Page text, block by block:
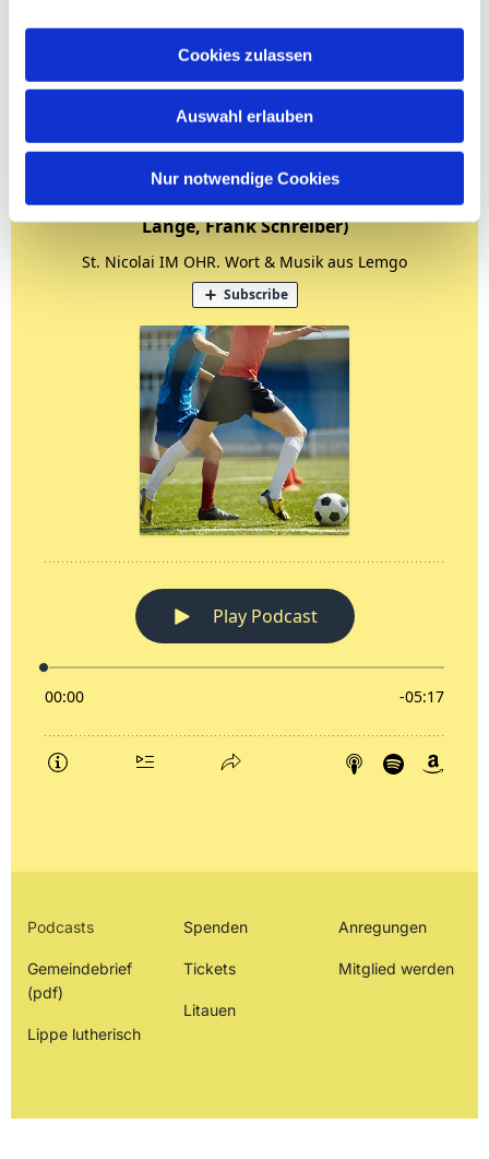
Cookies zulassen
Auswahl erlauben
Nur notwendige Cookies
Podcasts
Gemeindebrief
(pdf)
Lippe lutherisch
Spenden
Tickets
Litauen
Anregungen
Mitglied werden